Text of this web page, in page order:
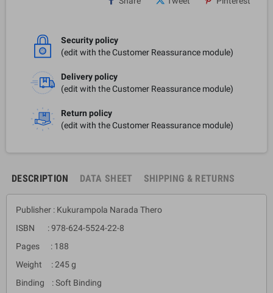
Security policy
(edit with the Customer Reassurance module)
Delivery policy
(edit with the Customer Reassurance module)
Return policy
(edit with the Customer Reassurance module)
DESCRIPTION DATA SHEET SHIPPING & RETURNS
Publisher : Kukurampola Narada Thero
ISBN : 978-624-5524-22-8
Pages : 188
Weight : 245 g
Binding : Soft Binding